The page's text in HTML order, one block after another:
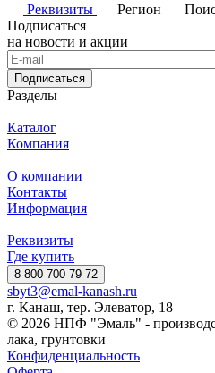
Реквизиты
Регион
Подписаться
на новости и акции
Подписаться
Разделы
Каталог
Компания
О компании
Контакты
Информация
Реквизиты
Где купить
8 800 700 79 72
sbyt3@emal-kanash.ru
г. Канаш, тер. Элеватор, 18
© 2026 НПФ "Эмаль" -
лака, грунтовки
Конфиденциальность